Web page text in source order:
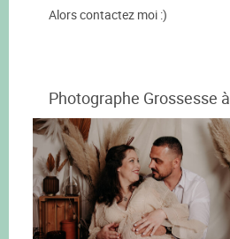
Alors contactez moi :)
Photographe Grossesse